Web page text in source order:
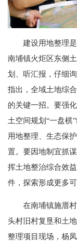
建设用地整理是
南埔镇火炬区东侧
划、听汇报，仔细
指出，全域土地综
的关键一招。要强
土空间规划“一盘棋
用地整理、生态保
置。要因地制宜抓
挥土地整治综合效
件，探索形成更多
在南埔镇施厝村
头村旧村复垦和土
整理项目现场，杨